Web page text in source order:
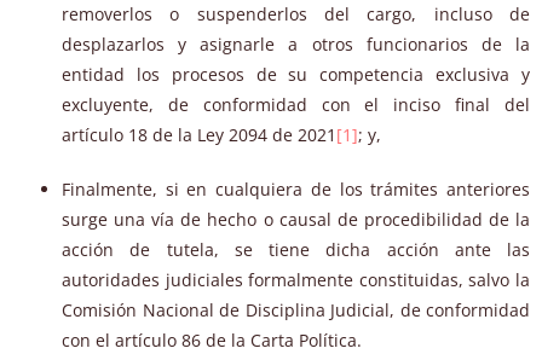
removerlos o suspenderlos del cargo, incluso de
desplazarlos y asignarle a otros funcionarios de la
entidad los procesos de su competencia exclusiva y
excluyente, de conformidad con el inciso final del
artículo 18 de la Ley 2094 de 2021 [1]; y,
Finalmente, si en cualquiera de los trámites anteriores
surge una vía de hecho o causal de procedibilidad de la
acción de tutela, se tiene dicha acción ante las
autoridades judiciales formalmente constituidas, salvo la
Comisión Nacional de Disciplina Judicial, de conformidad
con el artículo 86 de la Carta Política.